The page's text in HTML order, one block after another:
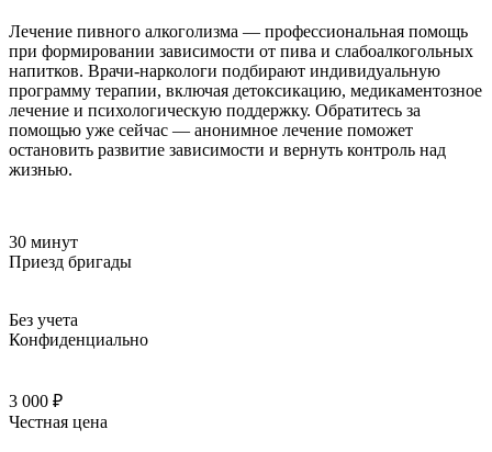
Лечение пивного алкоголизма — профессиональная помощь
при формировании зависимости от пива и слабоалкогольных
напитков. Врачи-наркологи подбирают индивидуальную
программу терапии, включая детоксикацию, медикаментозное
лечение и психологическую поддержку. Обратитесь за
помощью уже сейчас — анонимное лечение поможет
остановить развитие зависимости и вернуть контроль над
жизнью.
30 минут
Приезд бригады
Без учета
Конфиденциально
3 000 ₽
Честная цена